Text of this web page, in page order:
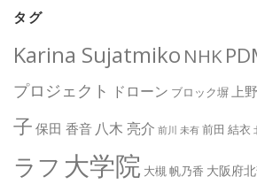
タグ
Karina Sujatmiko NHK
プロジェクト ドローン ブロック塀 上
子 保田 香音 八木 亮介 前川 未有 前田 結衣
ラフ 大学院 大槻 帆乃香 大阪府